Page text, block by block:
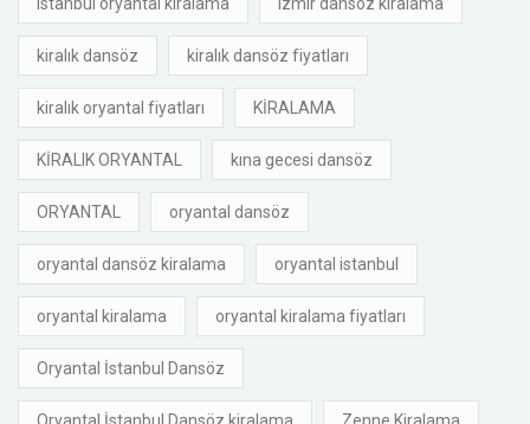
istanbul oryantal kiralama izmir dansöz kiralama
kiralık dansöz kiralık dansöz fiyatları
kiralık oryantal fiyatları KİRALAMA
KİRALIK ORYANTAL kına gecesi dansöz
ORYANTAL oryantal dansöz
oryantal dansöz kiralama oryantal istanbul
oryantal kiralama oryantal kiralama fiyatları
Oryantal İstanbul Dansöz